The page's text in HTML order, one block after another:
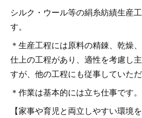
シルク・ウール等の絹糸紡績生産
す。
＊生産工程には原料の精錬、乾燥
仕上の工程があり、適性を考慮し
すが、他の工程にも従事していた
＊作業は基本的には立ち仕事です。
【家事や育児と両立しやすい環境